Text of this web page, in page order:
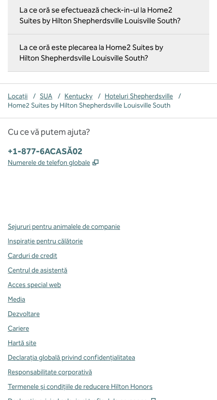
La ce oră se efectuează check-in-ul la Home2
Suites by Hilton Shepherdsville Louisville South?
La ce oră este plecarea la Home2 Suites by
Hilton Shepherdsville Louisville South?
Locații / SUA / Kentucky / Hoteluri Shepherdsville
/
Home2 Suites by Hilton Shepherdsville Louisville South
Cu ce vă putem ajuta?
Telefon:
+1-877-6ACASĂ02
Numerele de telefon globale ,
Sejururi pentru animalele de companie
Inspirație pentru călătorie
Carduri de credit
Centrul de asistență
Acces special web
Media
Dezvoltare
Cariere
Hartă site
Declarația globală privind confidenţialitatea
Responsabilitate corporativă
Termenele și condițiile de reducere Hilton Honors